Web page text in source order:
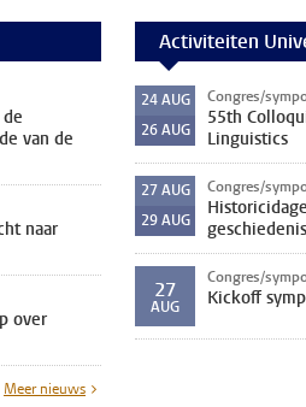
van de
naar
over
Meer nieuws
Activiteiten
24AUG
26AUG
Congres/
55th
Linguistics
27AUG
29AUG
Congres/
geschiedenis
27
AUG
Congres/
Kickoff